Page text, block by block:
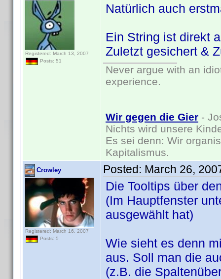
Registered: March 13, 2007
Posts: 51
Natürlich auch
Ein String ist direkt
Zuletzt gesichert &
Never argue with an
experience.
Wir gegen die Gier -
Nichts wird unsere
Es sei denn: Wir
Kapitalismus.
Crowley
Registered: March 16, 2007
Posts: 5
Posted: March 26,
Die Tooltips über
(Im Hauptfenster
ausgewählt hat)
Wie sieht es denn
aus. Soll man die
(z.B. die